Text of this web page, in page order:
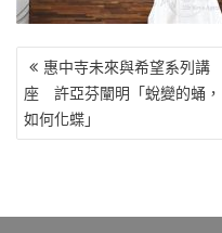
文
章
導
覽
惠中寺未來與希望系列講
座 許亞芬闡明「蛻變的蛹，
如何化蝶」